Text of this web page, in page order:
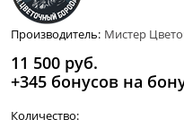
Производитель: Мистер
11 500 руб.
+345 бонусов на
Количество: